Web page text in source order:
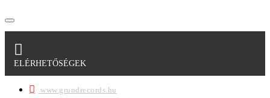
ELÉRHETŐSÉGEK
www.grundrecords.hu